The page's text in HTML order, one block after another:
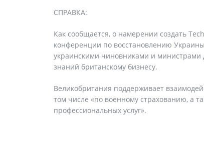
СПРАВКА:
Как сообщается, о намерении создать
конференции по восстановлению
украинскими чиновниками и министрами
знаний британскому бизнесу.
Великобритания поддерживает
том числе «по военному страхованию, а
профессиональных услуг».